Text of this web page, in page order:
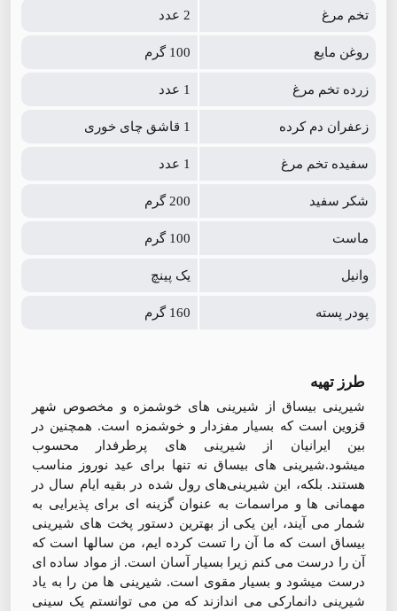
تخم مرغ 2 عدد
روغن مایع 100 گرم
زرده تخم مرغ 1 عدد
زعفران دم کرده 1 قاشق چای خوری
سفیده تخم مرغ 1 عدد
شکر سفید 200 گرم
ماست 100 گرم
وانیل یک پینچ
پودر پسته 160 گرم
طرز تهیه
شیرینی بیساق از شیرینی های خوشمزه و مخصوص شهر
قزوین است که بسیار مفزدار و خوشمزه است. همچنین در
بین ایرانیان از شیرینی های پرطرفدار محسوب
میشود.شیرینی های بیساق نه تنها برای عید نوروز مناسب
هستند. بلکه، این شیرینی‌های رول شده در بقیه ایام سال در
مهمانی ها و مراسمات به عنوان گزینه ای برای پذیرایی به
شمار می آیند، این یکی از بهترین دستور پخت های شیرینی
بیساق است که ما آن را تست کرده ایم، من سالها است که
آن را درست می کنم زیرا بسیار آسان است. از مواد ساده ای
درست میشود و بسیار مقوی است. شیرینی ها من را به یاد
شیرینی دانمارکی می اندازند که من می توانستم یک سینی